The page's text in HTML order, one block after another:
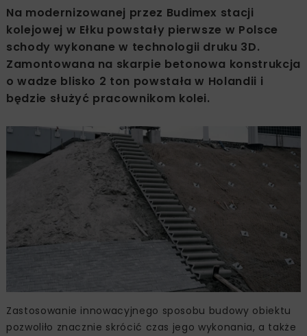
Na modernizowanej przez Budimex stacji
kolejowej w Ełku powstały pierwsze w Polsce
schody wykonane w technologii druku 3D.
Zamontowana na skarpie betonowa konstrukcja
o wadze blisko 2 ton powstała w Holandii i
będzie służyć pracownikom kolei.
Zastosowanie innowacyjnego sposobu budowy obiektu
pozwoliło znacznie skrócić czas jego wykonania, a także